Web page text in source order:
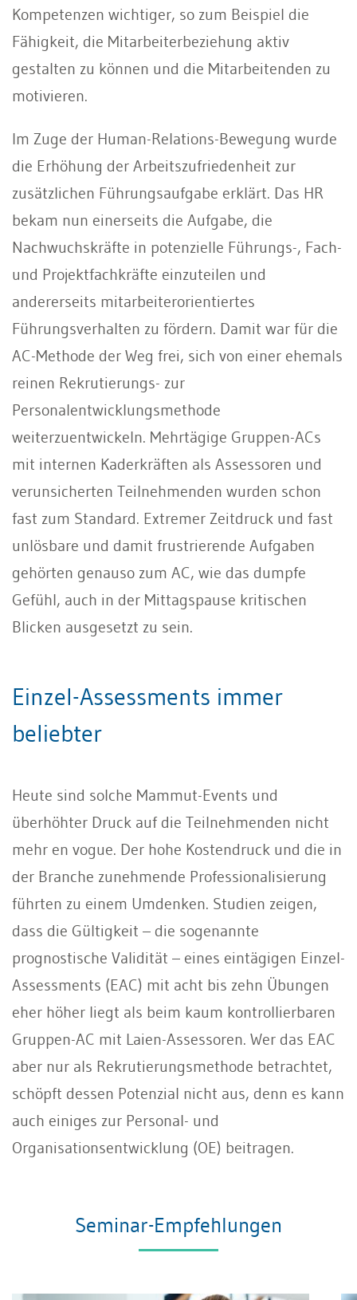
Kompetenzen wichtiger, so zum Beispiel die
Fähigkeit, die Mitarbeiterbeziehung aktiv
gestalten zu können und die Mitarbeitenden zu
motivieren.
Im Zuge der Human-Relations-Bewegung wurde
die Erhöhung der Arbeitszufriedenheit zur
zusätzlichen Führungsaufgabe erklärt. Das HR
bekam nun einerseits die Aufgabe, die
Nachwuchskräfte in potenzielle Führungs-, Fach-
und Projektfachkräfte einzuteilen und
andererseits mitarbeiterorientiertes
Führungsverhalten zu fördern. Damit war für die
AC-Methode der Weg frei, sich von einer ehemals
reinen Rekrutierungs- zur
Personalentwicklungsmethode
weiterzuentwickeln. Mehrtägige Gruppen-ACs
mit internen Kaderkräften als Assessoren und
verunsicherten Teilnehmenden wurden schon
fast zum Standard. Extremer Zeitdruck und fast
unlösbare und damit frustrierende Aufgaben
gehörten genauso zum AC, wie das dumpfe
Gefühl, auch in der Mittagspause kritischen
Blicken ausgesetzt zu sein.
Einzel-Assessments immer
beliebter
Heute sind solche Mammut-Events und
überhöhter Druck auf die Teilnehmenden nicht
mehr en vogue. Der hohe Kostendruck und die in
der Branche zunehmende Professionalisierung
führten zu einem Umdenken. Studien zeigen,
dass die Gültigkeit – die sogenannte
prognostische Validität – eines eintägigen Einzel-
Assessments (EAC) mit acht bis zehn Übungen
eher höher liegt als beim kaum kontrollierbaren
Gruppen-AC mit Laien-Assessoren. Wer das EAC
aber nur als Rekrutierungsmethode betrachtet,
schöpft dessen Potenzial nicht aus, denn es kann
auch einiges zur Personal- und
Organisationsentwicklung (OE) beitragen.
Seminar-Empfehlungen